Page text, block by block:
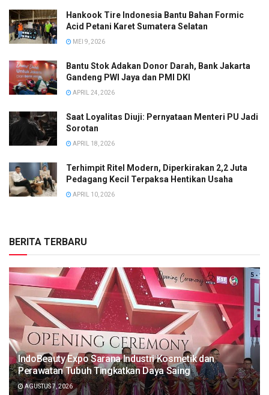
Hankook Tire Indonesia Bantu Bahan Formic
Acid Petani Karet Sumatera Selatan
MEI 9, 2026
Bantu Stok Adakan Donor Darah, Bank Jakarta
Gandeng PWI Jaya dan PMI DKI
APRIL 24, 2026
Saat Loyalitas Diuji: Pernyataan Menteri PU Jadi
Sorotan
APRIL 18, 2026
Terhimpit Ritel Modern, Diperkirakan 2,2 Juta
Pedagang Kecil Terpaksa Hentikan Usaha
APRIL 10, 2026
BERITA TERBARU
IndoBeauty Expo Sarana Industri Kosmetik dan
Perawatan Tubuh Tingkatkan Daya Saing
AGUSTUS 7, 2026